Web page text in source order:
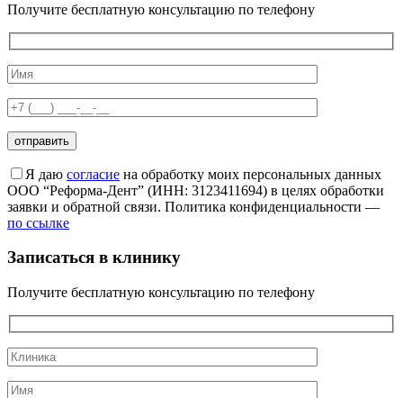
Получите бесплатную консультацию по телефону
Я даю согласие на обработку моих персональных данных
ООО “Реформа-Дент” (ИНН: 3123411694) в целях обработки
заявки и обратной связи. Политика конфиденциальности —
по ссылке
Записаться в клинику
Получите бесплатную консультацию по телефону